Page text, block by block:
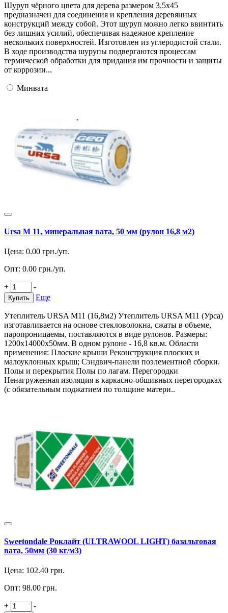
Шуруп чёрного цвета для дерева размером 3,5х45
предназначен для соединения и крепления деревянных
конструкций между собой. Этот шуруп можно легко ввинтить
без лишних усилий, обеспечивая надежное крепление
нескольких поверхностей. Изготовлен из углеродистой стали.
В ходе производства шурупы подвергаются процессам
термической обработки для придания им прочности и защиты
от коррозии...
Минвата
Ursa M 11, минеральная вата, 50 мм (рулон 16,8 м2)
Цена: 0.00 грн./уп.
Опт: 0.00 грн./уп.
+ -
Купить Еще
Утеплитель URSA M11 (16,8м2) Утеплитель URSA M11 (Урса)
изготавливается на основе стекловолокна, сжаты в объеме,
паропроницаемы, поставляются в виде рулонов. Размеры:
1200х14000х50мм. В одном рулоне - 16,8 кв.м. Области
применения: Плоские крыши Реконструкция плоских и
малоуклонных крыш; Сэндвич-панели поэлементной сборки.
Полы и перекрытия Полы по лагам. Перегородки
Ненагруженная изоляция в каркасно-обшивных перегородках
(с обязательным поджатием по толщине матери..
Sweetondale Роклайт (ULTRAWOOL LIGHT) базальтовая
вата, 50мм (30 кг/м3)
Цена: 102.40 грн.
Опт: 98.00 грн.
+ -